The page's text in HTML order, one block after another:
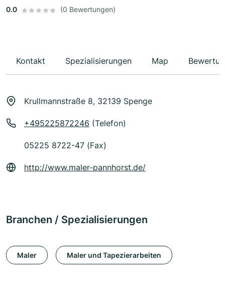
0.0
(0 Bewertungen)
Kontakt Spezialisierungen Map
Krullmannstraße 8, 32139 Spenge
+495225872246 (Telefon)
05225 8722-47 (Fax)
http://www.maler-pannhorst.de/
Branchen / Spezialisierungen
Maler Maler und Tapezierarbeiten